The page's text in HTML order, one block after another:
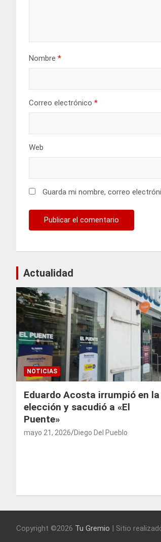
Nombre *
Correo electrónico *
Web
Guarda mi nombre, correo
Actualidad
NOTICIAS
Eduardo Acosta irrumpió en la
elección y sacudió a «El
Puente»
mayo 21, 2026 Diego Del Pueblo
Copyright ©2026 Tu Gremio | Sitio